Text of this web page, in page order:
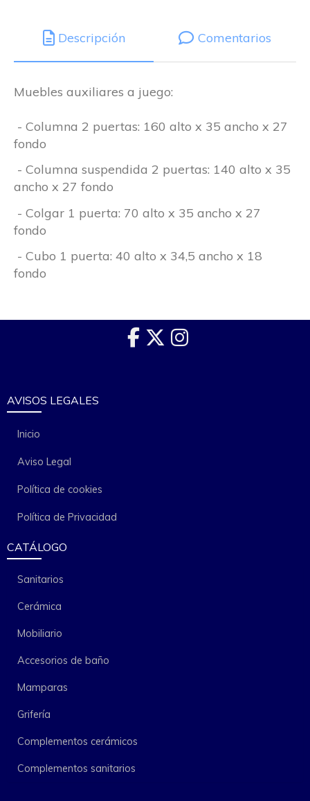
Descripción Comentarios
Muebles auxiliares a juego:
- Columna 2 puertas: 160 alto x 35 ancho x 27
fondo
- Columna suspendida 2 puertas: 140 alto x 35
ancho x 27 fondo
- Colgar 1 puerta: 70 alto x 35 ancho x 27
fondo
- Cubo 1 puerta: 40 alto x 34,5 ancho x 18
fondo
AVISOS LEGALES
Inicio
Aviso Legal
Política de cookies
Política de Privacidad
CATÁLOGO
Sanitarios
Cerámica
Mobiliario
Accesorios de baño
Mamparas
Grifería
Complementos cerámicos
Complementos sanitarios